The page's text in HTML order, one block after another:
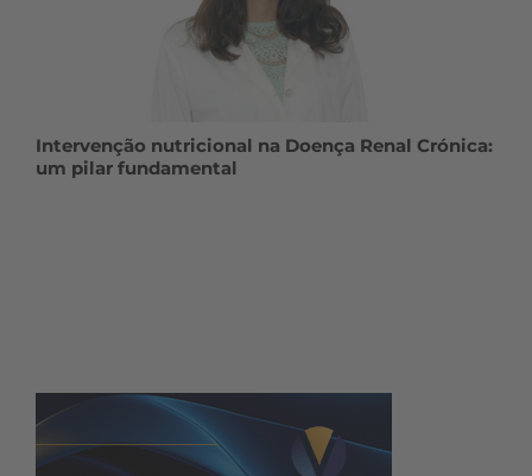
Intervenção nutricional na Doença Renal Crónica:
um pilar fundamental